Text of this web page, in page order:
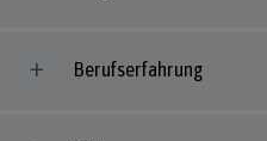
Berufserfahrung